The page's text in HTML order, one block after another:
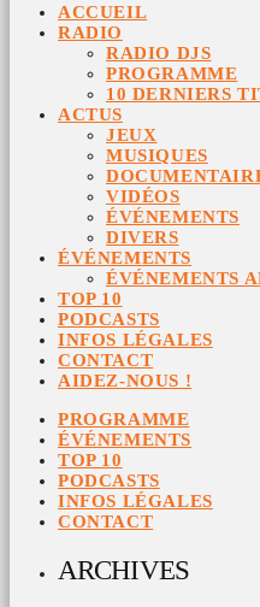
ACCUEIL
RADIO
RADIO DJS
PROGRAMME
10 DERNIERS
ACTUS
JEUX
MUSIQUES
VIDÉOS
ÉVÉNEMENTS
DIVERS
ÉVÉNEMENTS
ÉVÉNEMENTS
TOP 10
PODCASTS
INFOS LÉGALES
CONTACT
AIDEZ-NOUS !
PROGRAMME
ÉVÉNEMENTS
TOP 10
PODCASTS
INFOS LÉGALES
CONTACT
ARCHIVES